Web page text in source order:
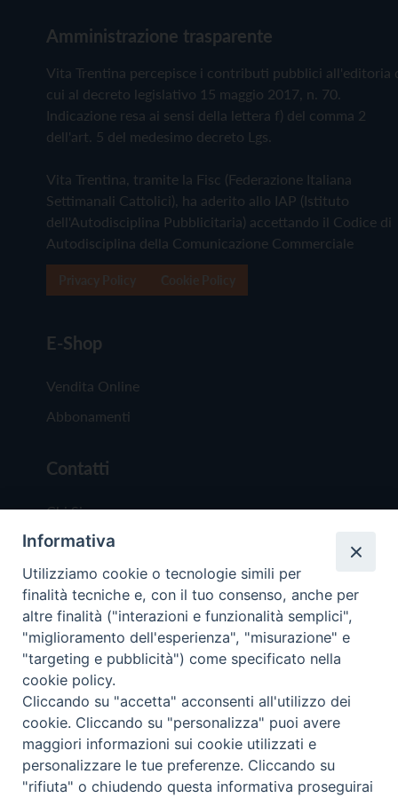
Amministrazione trasparente
Vita Trentina percepisce i contributi pubblici all'editoria
cui al decreto legislativo 15 maggio 2017, n. 70.
Indicazione resa ai sensi della lettera f) del comma 2
dell'art. 5 del medesimo decreto Lgs.
Vita Trentina, tramite la Fisc (Federazione Italiana
Settimanali Cattolici), ha aderito allo IAP (Istituto
dell'Autodisciplina Pubblicitaria) accettando il Codice di
Autodisciplina della Comunicazione Commerciale
E-Shop
Vendita Online
Abbonamenti
Contatti
Chi Siamo
Redazione
Scrivici
Copyright © 2019 - Tutti i diritti riservati - Vita
Trentina Editrice
Privacy Policy
Torna
Informativa
Utilizziamo cookie o tecnologie simili per
finalità tecniche e, con il tuo consenso, anche per
altre finalità ("interazioni e funzionalità semplici",
"miglioramento dell'esperienza", "misurazione" e
"targeting e pubblicità") come specificato nella
cookie policy.
Cliccando su "accetta" acconsenti all'utilizzo dei
cookie. Cliccando su "personalizza" puoi avere
maggiori informazioni sui cookie utilizzati e
personalizzare le tue preferenze. Cliccando su
"rifiuta" o chiudendo questa informativa proseguirai